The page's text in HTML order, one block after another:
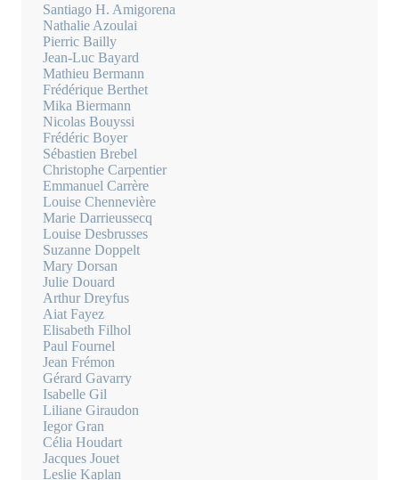
Santiago H. Amigorena
Nathalie Azoulai
Pierric Bailly
Jean-Luc Bayard
Mathieu Bermann
Frédérique Berthet
Mika Biermann
Nicolas Bouyssi
Frédéric Boyer
Sébastien Brebel
Christophe Carpentier
Emmanuel Carrère
Louise Chennevière
Marie Darrieussecq
Louise Desbrusses
Suzanne Doppelt
Mary Dorsan
Julie Douard
Arthur Dreyfus
Aiat Fayez
Elisabeth Filhol
Paul Fournel
Jean Frémon
Gérard Gavarry
Isabelle Gil
Liliane Giraudon
Iegor Gran
Célia Houdart
Jacques Jouet
Leslie Kaplan